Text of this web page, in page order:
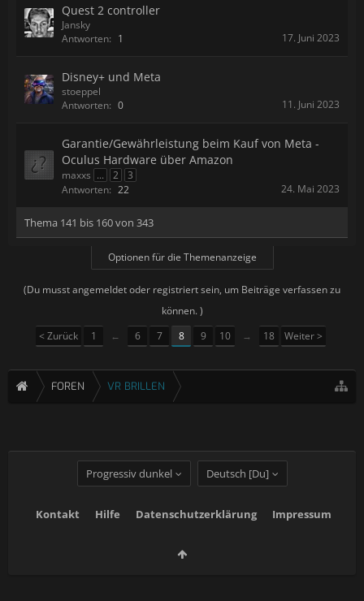
Quest 2 controller
Jansky
Antworten: 1 17. Juni 2023
Disney+ und Meta
stoeppel
Antworten: 0 11. Juni 2023
Garantie/Gewährleistung beim Kauf von Meta -
Oculus Hardware über Amazon
maxxs ... 2
3
Antworten: 22 24. Mai 2023
Thema 141 bis 160 von 343
Optionen für die Themenanzeige
(Du musst angemeldet oder registriert sein, um Beiträge verfassen zu
können. )
< Zurück
1 ← 6 7 8 9 10 → 18 Weiter >
FOREN VR BRILLEN
Progressiv dunkel Deutsch [Du]
Kontakt Hilfe Datenschutzerklärung Impressum